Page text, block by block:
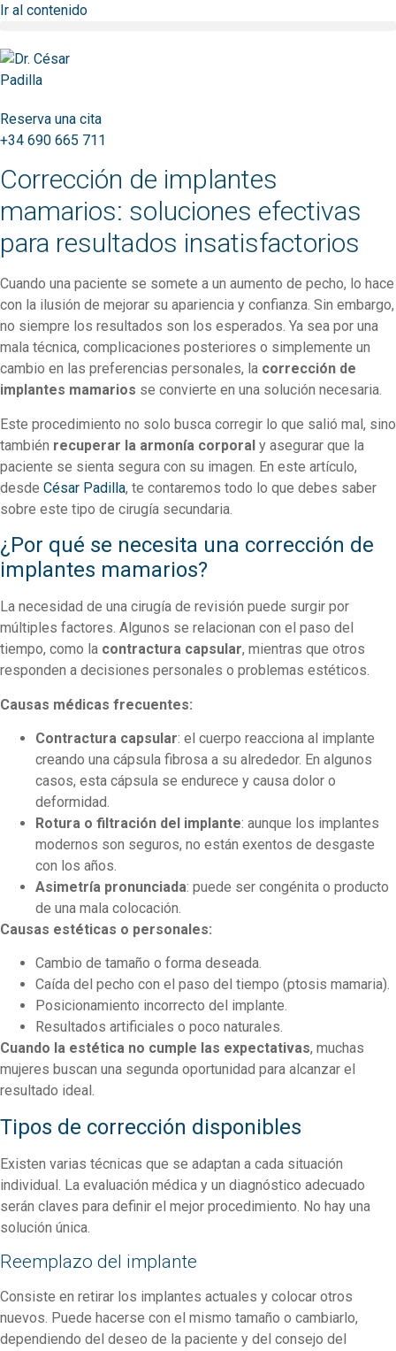
Ir al contenido
Reserva una cita
+34 690 665 711
Corrección de implantes
mamarios: soluciones efectivas
para resultados insatisfactorios
Cuando una paciente se somete a un aumento de pecho, lo hace
con la ilusión de mejorar su apariencia y confianza. Sin embargo,
no siempre los resultados son los esperados. Ya sea por una
mala técnica, complicaciones posteriores o simplemente un
cambio en las preferencias personales, la corrección de
implantes mamarios se convierte en una solución necesaria.
Este procedimiento no solo busca corregir lo que salió mal, sino
también recuperar la armonía corporal y asegurar que la
paciente se sienta segura con su imagen. En este artículo,
desde César Padilla, te contaremos todo lo que debes saber
sobre este tipo de cirugía secundaria.
¿Por qué se necesita una corrección de
implantes mamarios?
La necesidad de una cirugía de revisión puede surgir por
múltiples factores. Algunos se relacionan con el paso del
tiempo, como la contractura capsular, mientras que otros
responden a decisiones personales o problemas estéticos.
Causas médicas frecuentes:
Contractura capsular: el cuerpo reacciona al implante
creando una cápsula fibrosa a su alrededor. En algunos
casos, esta cápsula se endurece y causa dolor o
deformidad.
Rotura o filtración del implante: aunque los implantes
modernos son seguros, no están exentos de desgaste
con los años.
Asimetría pronunciada: puede ser congénita o producto
de una mala colocación.
Causas estéticas o personales:
Cambio de tamaño o forma deseada.
Caída del pecho con el paso del tiempo (ptosis mamaria).
Posicionamiento incorrecto del implante.
Resultados artificiales o poco naturales.
Cuando la estética no cumple las expectativas, muchas
mujeres buscan una segunda oportunidad para alcanzar el
resultado ideal.
Tipos de corrección disponibles
Existen varias técnicas que se adaptan a cada situación
individual. La evaluación médica y un diagnóstico adecuado
serán claves para definir el mejor procedimiento. No hay una
solución única.
Reemplazo del implante
Consiste en retirar los implantes actuales y colocar otros
nuevos. Puede hacerse con el mismo tamaño o cambiarlo,
dependiendo del deseo de la paciente y del consejo del